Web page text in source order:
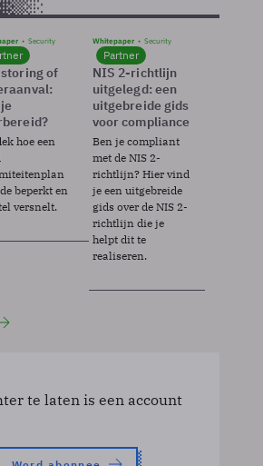
Security
storing of
hoe een
beperkt en
versnelt.
Whitepaper Security
Partner
NIS 2-richtlijn
uitgelegd: een
uitgebreide gids
voor compliance
Ben je compliant
met de NIS 2-
richtlijn? Hier vind
je een uitgebreide
gids over de NIS 2-
richtlijn die je
helpt dit te
realiseren.
te laten is een account